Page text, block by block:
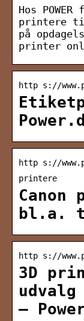
Hos
printere til
på
printer
http s://
http s://
printere
Canon
bl.a.
http s://
3D
–